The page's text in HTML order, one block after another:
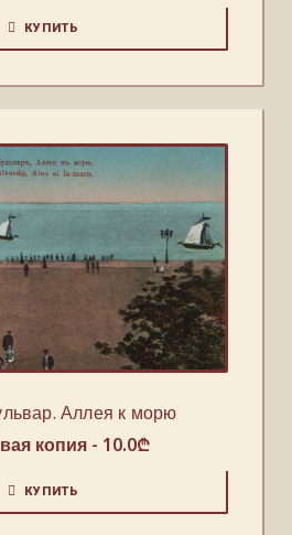
КУПИТЬ
Аллея к морю
копия - 10.0₾
КУПИТЬ